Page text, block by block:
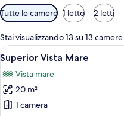
Filtri
disponibili
per
le
camere
Tutte le camere 1 letto 2 letti
Stai visualizzando 13 su 13 camere
Apri
tutte
le
foto
per
6
Superior Vista Mare
Vista mare
20 m²
1 camera